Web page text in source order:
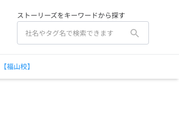
ストーリーズをキーワードから探す
福山校】